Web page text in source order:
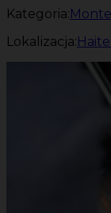
Kategoria:
Lokalizacja: